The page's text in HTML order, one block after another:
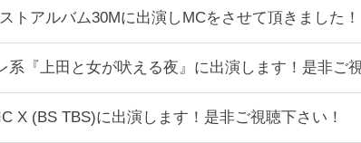
トアルバム30Mに出演しMCをさせて頂きました！
系『上田と女が吠える夜』に出演します！是非ご
X (BS TBS)に出演します！是非ご視聴下さい！